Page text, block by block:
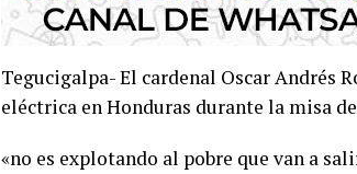
Tegucigalpa- El cardenal Oscar Andrés
eléctrica en Honduras durante la misa
«no es explotando al pobre que van a